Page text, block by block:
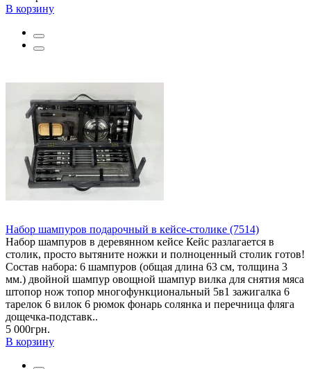
В корзину
Набор шампуров подарочный в кейсе-столике (7514)
Набор шампуров в деревянном кейсе Кейс разлагается в
столик, просто вытяните ножки и полноценный столик готов!
Состав набора: 6 шампуров (общая длина 63 см, толщина 3
мм.) двойной шампур овощной шампур вилка для снятия мяса
штопор нож топор многофункциональный 5в1 зажигалка 6
тарелок 6 вилок 6 рюмок фонарь солянка и перечница фляга
дощечка-подставк..
5 000грн.
В корзину